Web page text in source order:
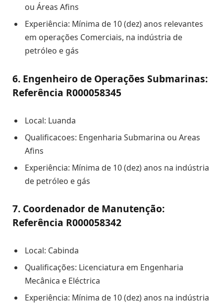
ou Áreas Afins
Experiência: Mínima de 10 (dez) anos relevantes
em operações Comerciais, na indústria de
petróleo e gás
6. Engenheiro de Operações Submarinas:
Referência R000058345
Local: Luanda
Qualificacoes: Engenharia Submarina ou Areas
Afins
Experiência: Mínima de 10 (dez) anos na indústria
de petróleo e gás
7. Coordenador de Manutenção:
Referência R000058342
Local: Cabinda
Qualificações: Licenciatura em Engenharia
Mecânica e Eléctrica
Experiência: Mínima de 10 (dez) anos na indústria